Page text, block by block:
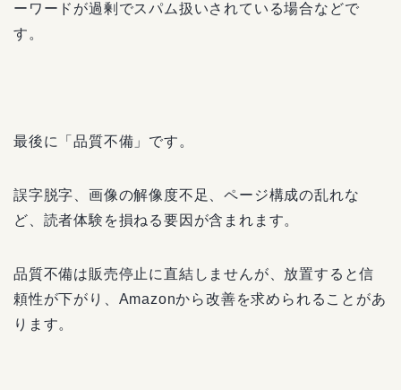
ーワードが過剰でスパム扱いされている場合などで
す。
最後に「品質不備」です。
誤字脱字、画像の解像度不足、ページ構成の乱れな
ど、読者体験を損ねる要因が含まれます。
品質不備は販売停止に直結しませんが、放置すると信
頼性が下がり、Amazonから改善を求められることがあ
ります。